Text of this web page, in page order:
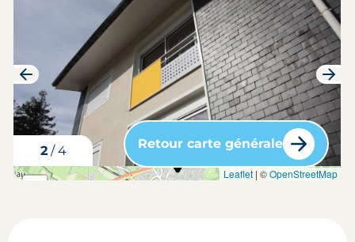
3/4
carte situation du bien Leaflet| ©OpenStreetMap
Retour carte générale